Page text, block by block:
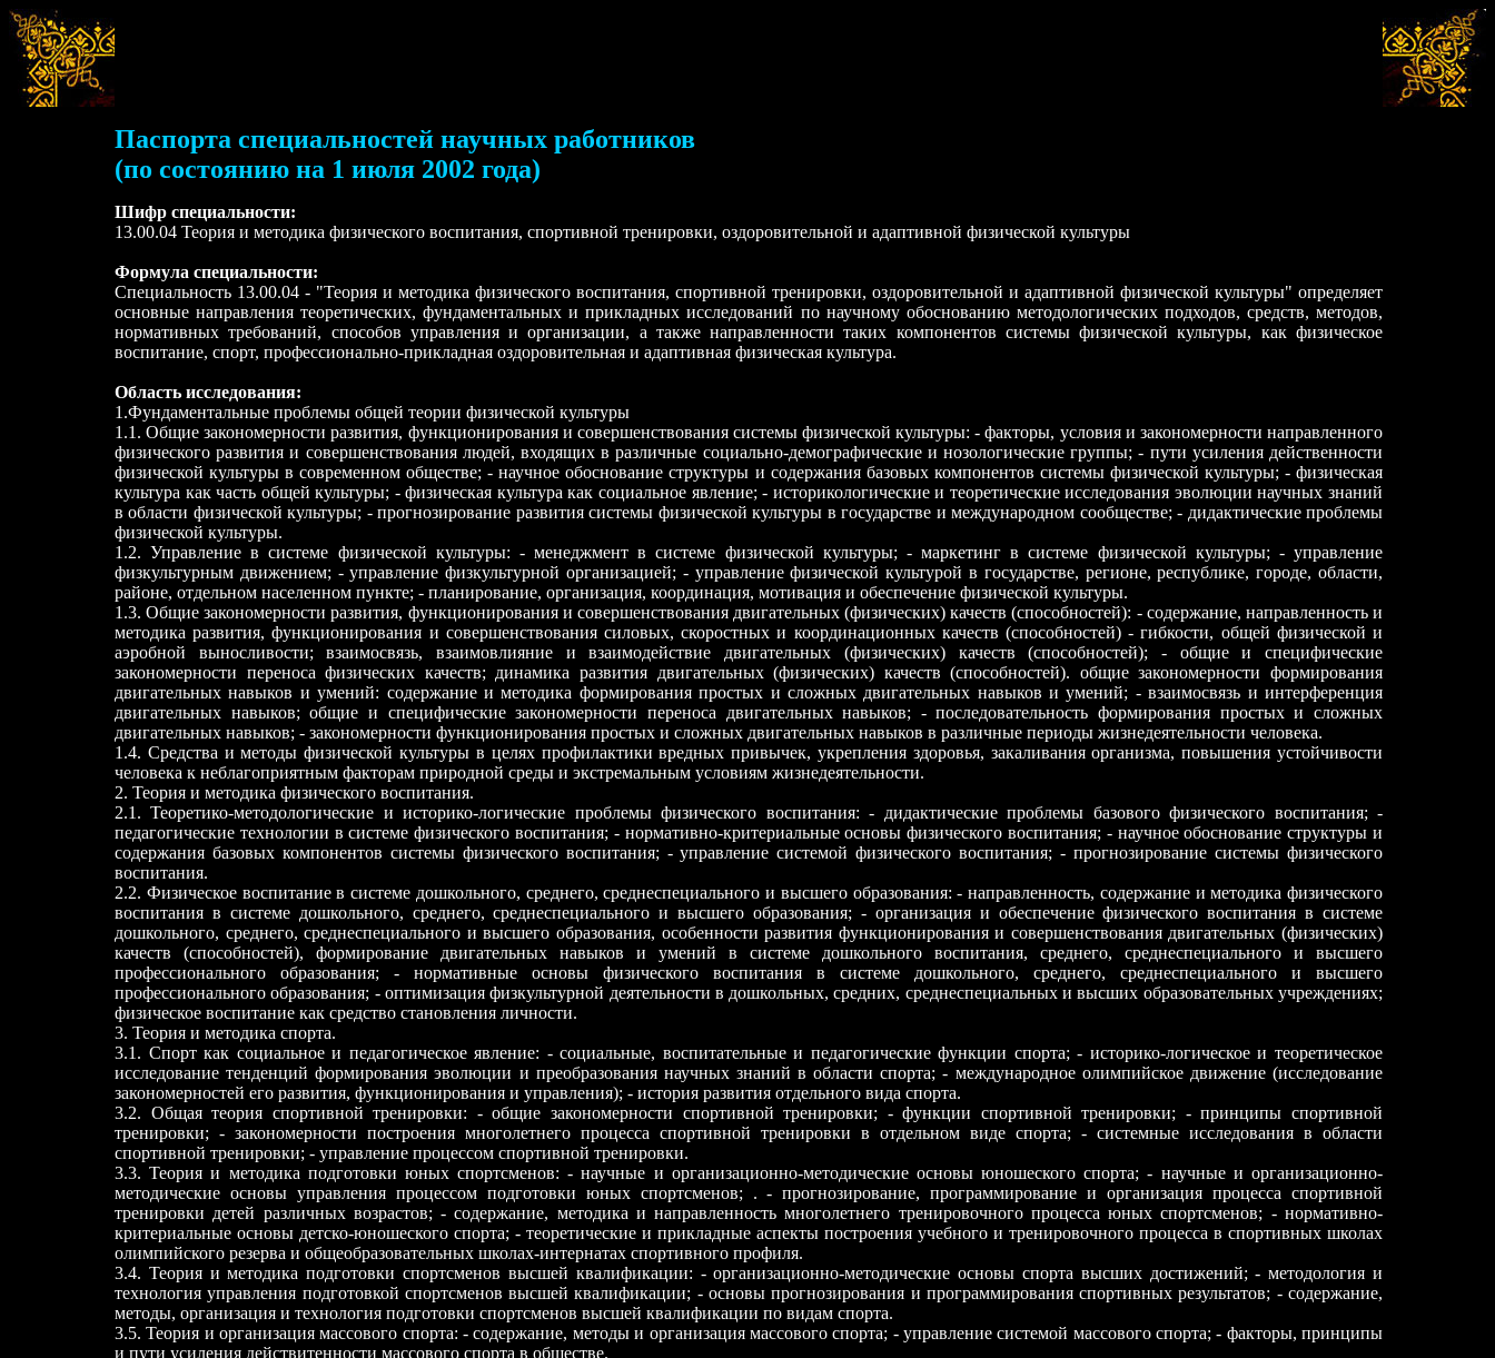
Паспорта специальностей научных работников
(по состоянию на 1 июля 2002 года)
Шифр специальности:
13.00.04 Теория и методика физического воспитания, спортивной тренировки, оздоровительной и адаптивной физической культуры
Формула специальности:
Специальность 13.00.04 - "Теория и методика физического воспитания, спортивной тренировки, оздоровительной и адаптивной физической культуры" определяет
основные направления теоретических, фундаментальных и прикладных исследований по научному обоснованию методологических подходов, средств, методов,
нормативных требований, способов управления и организации, а также направленности таких компонентов системы физической культуры, как физическое
воспитание, спорт, профессионально-прикладная оздоровительная и адаптивная физическая культура.
Область исследования:
1.Фундаментальные проблемы общей теории физической культуры
1.1. Общие закономерности развития, функционирования и совершенствования системы физической культуры: - факторы, условия и закономерности направленного
физического развития и совершенствования людей, входящих в различные социально-демографические и нозологические группы; - пути усиления действенности
физической культуры в современном обществе; - научное обоснование структуры и содержания базовых компонентов системы физической культуры; - физическая
культура как часть общей культуры; - физическая культура как социальное явление; - историкологические и теоретические исследования эволюции научных знаний
в области физической культуры; - прогнозирование развития системы физической культуры в государстве и международном сообществе; - дидактические проблемы
физической культуры.
1.2. Управление в системе физической культуры: - менеджмент в системе физической культуры; - маркетинг в системе физической культуры; - управление
физкультурным движением; - управление физкультурной организацией; - управление физической культурой в государстве, регионе, республике, городе, области,
районе, отдельном населенном пункте; - планирование, организация, координация, мотивация и обеспечение физической культуры.
1.3. Общие закономерности развития, функционирования и совершенствования двигательных (физических) качеств (способностей): - содержание, направленность и
методика развития, функционирования и совершенствования силовых, скоростных и координационных качеств (способностей) - гибкости, общей физической и
аэробной выносливости; взаимосвязь, взаимовлияние и взаимодействие двигательных (физических) качеств (способностей); - общие и специфические
закономерности переноса физических качеств; динамика развития двигательных (физических) качеств (способностей). общие закономерности формирования
двигательных навыков и умений: содержание и методика формирования простых и сложных двигательных навыков и умений; - взаимосвязь и интерференция
двигательных навыков; общие и специфические закономерности переноса двигательных навыков; - последовательность формирования простых и сложных
двигательных навыков; - закономерности функционирования простых и сложных двигательных навыков в различные периоды жизнедеятельности человека.
1.4. Средства и методы физической культуры в целях профилактики вредных привычек, укрепления здоровья, закаливания организма, повышения устойчивости
человека к неблагоприятным факторам природной среды и экстремальным условиям жизнедеятельности.
2. Теория и методика физического воспитания.
2.1. Теоретико-методологические и историко-логические проблемы физического воспитания: - дидактические проблемы базового физического воспитания; -
педагогические технологии в системе физического воспитания; - нормативно-критериальные основы физического воспитания; - научное обоснование структуры и
содержания базовых компонентов системы физического воспитания; - управление системой физического воспитания; - прогнозирование системы физического
воспитания.
2.2. Физическое воспитание в системе дошкольного, среднего, среднеспециального и высшего образования: - направленность, содержание и методика физического
воспитания в системе дошкольного, среднего, среднеспециального и высшего образования; - организация и обеспечение физического воспитания в системе
дошкольного, среднего, среднеспециального и высшего образования, особенности развития функционирования и совершенствования двигательных (физических)
качеств (способностей), формирование двигательных навыков и умений в системе дошкольного воспитания, среднего, среднеспециального и высшего
профессионального образования; - нормативные основы физического воспитания в системе дошкольного, среднего, среднеспециального и высшего
профессионального образования; - оптимизация физкультурной деятельности в дошкольных, средних, среднеспециальных и высших образовательных учреждениях;
физическое воспитание как средство становления личности.
3. Теория и методика спорта.
3.1. Спорт как социальное и педагогическое явление: - социальные, воспитательные и педагогические функции спорта; - историко-логическое и теоретическое
исследование тенденций формирования эволюции и преобразования научных знаний в области спорта; - международное олимпийское движение (исследование
закономерностей его развития, функционирования и управления); - история развития отдельного вида спорта.
3.2. Общая теория спортивной тренировки: - общие закономерности спортивной тренировки; - функции спортивной тренировки; - принципы спортивной
тренировки; - закономерности построения многолетнего процесса спортивной тренировки в отдельном виде спорта; - системные исследования в области
спортивной тренировки; - управление процессом спортивной тренировки.
3.3. Теория и методика подготовки юных спортсменов: - научные и организационно-методические основы юношеского спорта; - научные и организационно-
методические основы управления процессом подготовки юных спортсменов; . - прогнозирование, программирование и организация процесса спортивной
тренировки детей различных возрастов; - содержание, методика и направленность многолетнего тренировочного процесса юных спортсменов; - нормативно-
критериальные основы детско-юношеского спорта; - теоретические и прикладные аспекты построения учебного и тренировочного процесса в спортивных школах
олимпийского резерва и общеобразовательных школах-интернатах спортивного профиля.
3.4. Теория и методика подготовки спортсменов высшей квалификации: - организационно-методические основы спорта высших достижений; - методология и
технология управления подготовкой спортсменов высшей квалификации; - основы прогнозирования и программирования спортивных результатов; - содержание,
методы, организация и технология подготовки спортсменов высшей квалификации по видам спорта.
3.5. Теория и организация массового спорта: - содержание, методы и организация массового спорта; - управление системой массового спорта; - факторы, принципы
и пути усиления действитенности массового спорта в обществе.